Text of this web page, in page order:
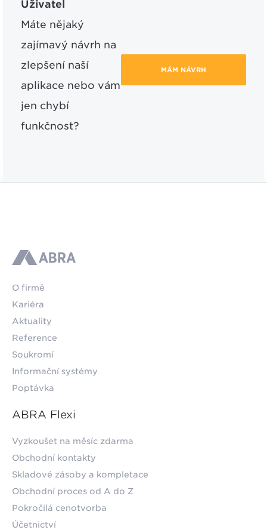
Uživatel
Máte nějaký
zajímavý návrh na
zlepšení naší
aplikace nebo vám
jen chybí
funkčnost?
MÁM NÁVRH
ABRA
O firmě
Kariéra
Aktuality
Reference
Soukromí
Informační systémy
Poptávka
ABRA Flexi
Vyzkoušet na měsíc zdarma
Obchodní kontakty
Skladové zásoby a kompletace
Obchodní proces od A do Z
Pokročilá cenotvorba
Účetnictví